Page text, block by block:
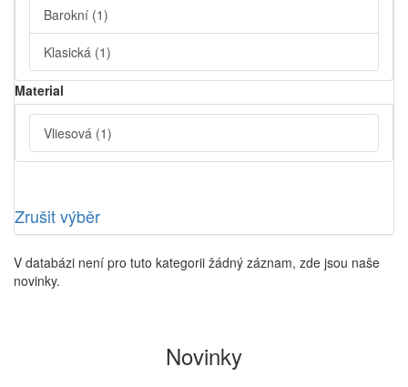
Barokní (1)
Klasická (1)
Material
Vliesová (1)
Zrušit výběr
V databázi není pro tuto kategorii žádný záznam, zde jsou naše
novinky.
Novinky